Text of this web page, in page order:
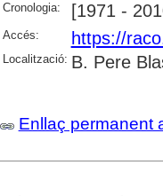
Cronologia: [1971 -
Accés: https://
Localització: B. Pere
Enllaç permanent